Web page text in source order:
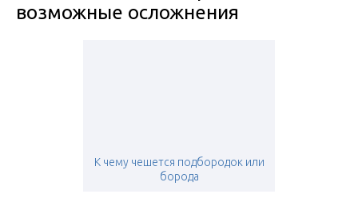
возможные осложнения
К чему чешется подбородок или
борода